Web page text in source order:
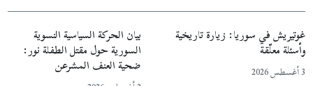
غوتيريش في سوريا: زيارة تاريخية
وأسئلة معلّقة
بيان الحركة السياسية النسوية
السورية حول مقتل الطفلة نور:
ضحية العنف المشرعن